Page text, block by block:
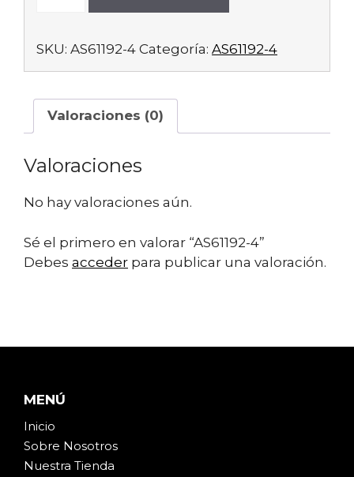
SKU: AS61192-4 Categoría: AS61192-4
Valoraciones (0)
Valoraciones
No hay valoraciones aún.
Sé el primero en valorar “AS61192-4”
Debes acceder para publicar una valoración.
MENÚ
Inicio
Sobre Nosotros
Nuestra Tienda